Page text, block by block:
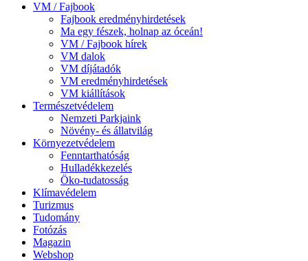
VM / Fajbook
Fajbook eredményhirdetések
Ma egy fészek, holnap az óceán!
VM / Fajbook hírek
VM dalok
VM díjátadók
VM eredményhirdetések
VM kiállítások
Természetvédelem
Nemzeti Parkjaink
Növény- és állatvilág
Környezetvédelem
Fenntarthatóság
Hulladékkezelés
Öko-tudatosság
Klímavédelem
Turizmus
Tudomány
Fotózás
Magazin
Webshop